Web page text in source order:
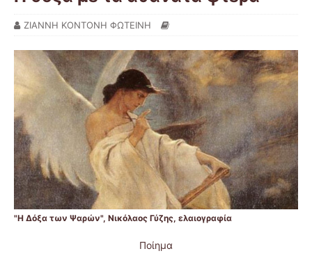
ΖΙΑΝΝΗ ΚΟΝΤΟΝΗ ΦΩΤΕΙΝΗ
"Η Δόξα των Ψαρών", Νικόλαος Γύζης, ελαιογραφία
Ποίημα